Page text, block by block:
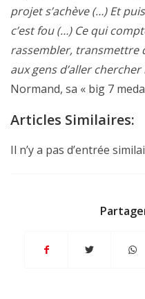
projet s’achève (…) Et
c’est fou (…) Ce qui
rassembler, transmettre
aux gens d’aller
Normand, sa « big 7
Articles Similaires:
Il n’y a pas d’entrée